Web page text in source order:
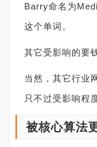
Barry命名为
这个单词。
其它受影响的要
当然，其它行业
只不过受影响程
被核心算法